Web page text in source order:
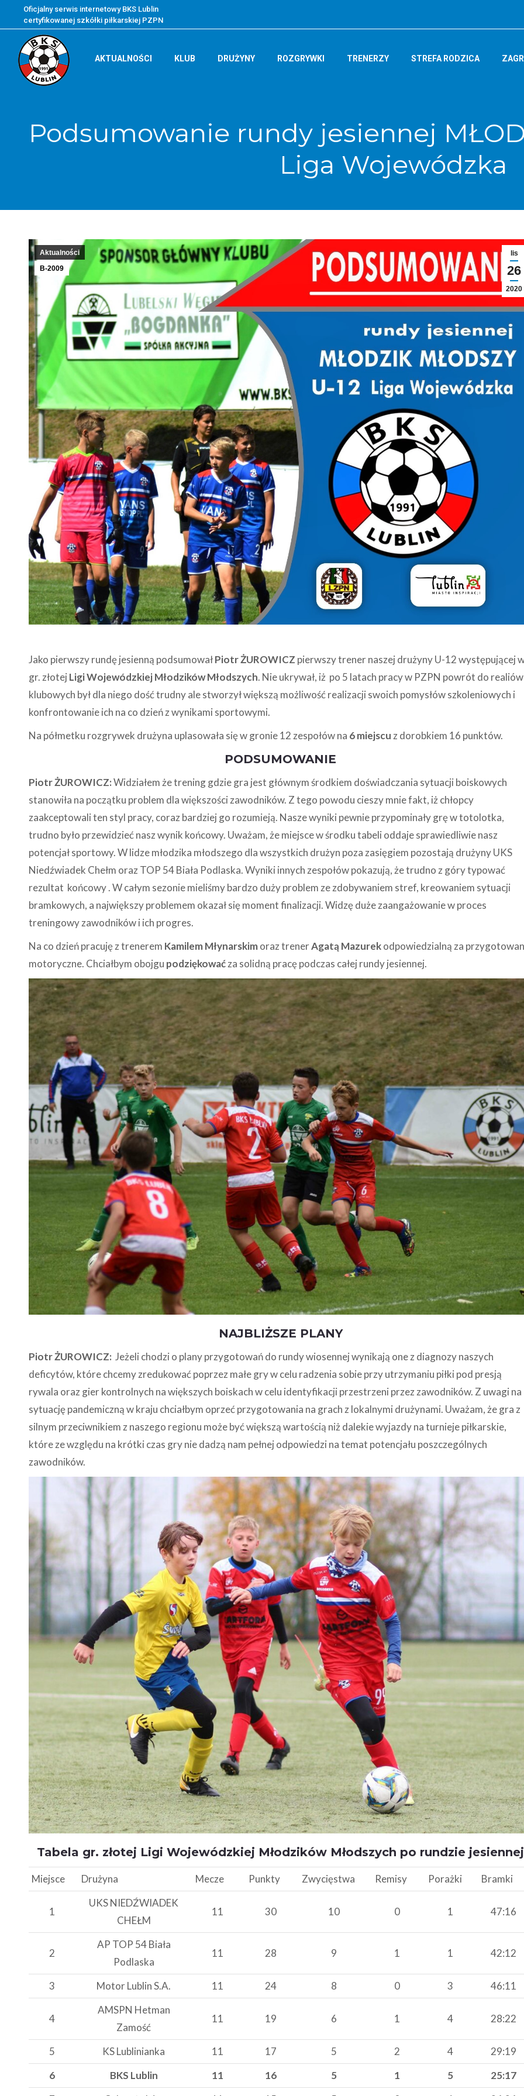
Oficjalny serwis internetowy BKS Lublin
certyfikowanej szkółki piłkarskiej PZPN
AKTUALNOŚCI KLUB DRUŻYNY ROZGRYWKI TRENERZY STREFA RODZICA
Podsumowanie rundy jesiennej
Liga Wojewódzka
lis
26
2020
Aktualności
B-2009
Jako pierwszy rundę jesienną podsumowałPiotr ŻUROWICZ pierwszy trener naszej drużyny U-12 występującej
gr. złotej Ligi Wojewódzkiej Młodzików Młodszych. Nie ukrywał, iż po 5 latach pracy w PZPN powrót do realiów
klubowych był dla niego dość trudny ale stworzył większą możliwość realizacji swoich pomysłów szkoleniowych i
konfrontowanie ich na co dzień z wynikami sportowymi.
Na półmetku rozgrywek drużyna uplasowała się w gronie 12 zespołów na 6 miejscu z dorobkiem 16 punktów.
PODSUMOWANIE
Piotr ŻUROWICZ:Widziałem że trening gdzie gra jest głównym środkiem doświadczania sytuacji boiskowych
stanowiła na początku problem dla większości zawodników. Z tego powodu cieszy mnie fakt, iż chłopcy
zaakceptowali ten styl pracy, coraz bardziej go rozumieją. Nasze wyniki pewnie przypominały grę w totolotka,
trudno było przewidzieć nasz wynik końcowy. Uważam, że miejsce w środku tabeli oddaje sprawiedliwie nasz
potencjał sportowy. W lidze młodzika młodszego dla wszystkich drużyn poza zasięgiem pozostają drużyny UKS
Niedźwiadek Chełm oraz TOP 54 Biała Podlaska. Wyniki innych zespołów pokazują, że trudno z góry typować
rezultat końcowy . W całym sezonie mieliśmy bardzo duży problem ze zdobywaniem stref, kreowaniem sytuacji
bramkowych, a największy problemem okazał się moment finalizacji. Widzę duże zaangażowanie w proces
treningowy zawodników i ich progres.
Na co dzień pracuję z trenerem Kamilem Młynarskimoraz trenerAgatą Mazurekodpowiedzialną za
motoryczne. Chciałbym obojgu podziękowaćza solidną pracę podczas całej rundy jesiennej.
NAJBLIŻSZE PLANY
Piotr ŻUROWICZ: Jeżeli chodzi o plany przygotowań do rundy wiosennej wynikają one z diagnozy naszych
deficytów, które chcemy zredukować poprzez małe gry w celu radzenia sobie przy utrzymaniu piłki pod presją
rywala oraz gier kontrolnych na większych boiskach w celu identyfikacji przestrzeni przez zawodników. Z uwagi na
sytuację pandemiczną w kraju chciałbym oprzeć przygotowania na grach z lokalnymi drużynami. Uważam, że gra z
silnym przeciwnikiem z naszego regionu może być większą wartością niż dalekie wyjazdy na turnieje piłkarskie,
które ze względu na krótki czas gry nie dadzą nam pełnej odpowiedzi na temat potencjału poszczególnych
zawodników.
Tabela gr. złotej Ligi Wojewódzkiej Młodzików Młodszych po rundzie jesiennej
Miejsce Drużyna Mecze Punkty Zwycięstwa Remisy Porażki Bramki
1
UKS NIEDŹWIADEK
CHEŁM
11 30 10 0 1 47:16
2
AP TOP 54 Biała
Podlaska
11 28 9 1 1 42:12
3 Motor Lublin S.A. 11 24 8 0 3 46:11
4
AMSPN Hetman
Zamość
11 19 6 1 4 28:22
5 KS Lublinianka 11 17 5 2 4
29:19
6
BKS Lublin 11 16 5 1 5
25:17